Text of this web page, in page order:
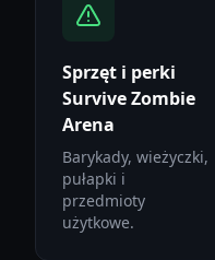
Sprzęt i perki
Survive Zombie
Arena
Barykady, wieżyczki,
pułapki i
przedmioty
użytkowe.